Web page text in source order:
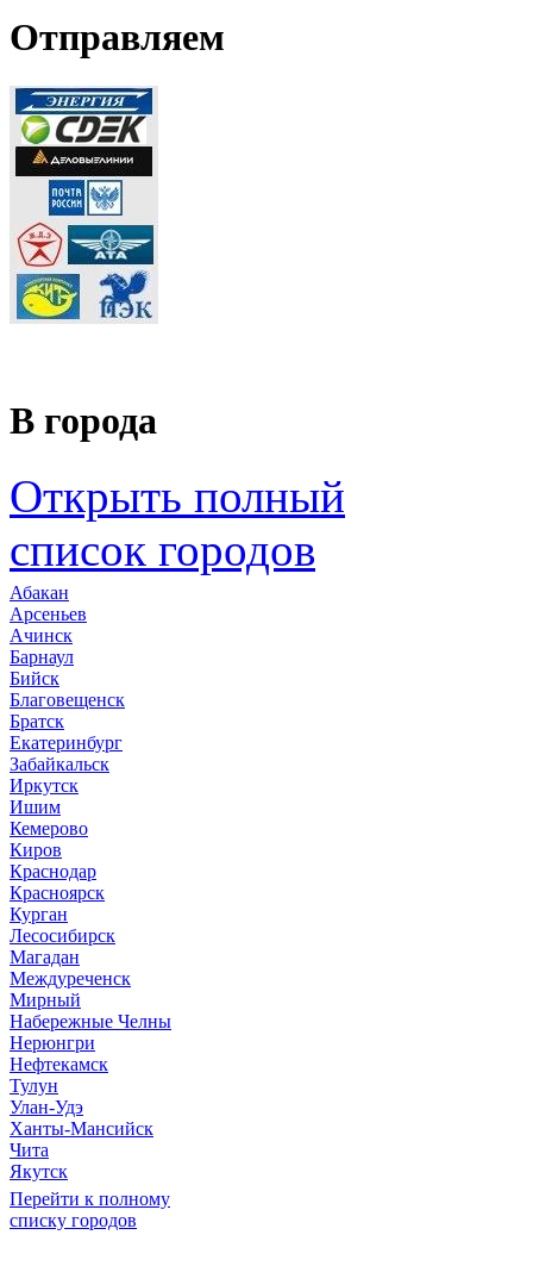
Отправляем
В города
Открыть полный
список городов
Абакан
Арсеньев
Ачинск
Барнаул
Бийск
Благовещенск
Братск
Екатеринбург
Забайкальск
Иркутск
Ишим
Кемерово
Киров
Краснодар
Красноярск
Курган
Лесосибирск
Магадан
Междуреченск
Мирный
Набережные Челны
Нерюнгри
Нефтекамск
Тулун
Улан-Удэ
Ханты-Мансийск
Чита
Якутск
Перейти к полному
списку городов